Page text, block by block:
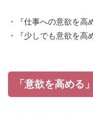
・『仕事への意欲を高
・『少しでも意欲を高
「意欲を高める